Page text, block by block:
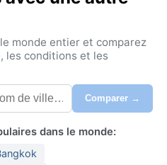
monde entier et comparez
les conditions et les
Comparer →
dans le monde: